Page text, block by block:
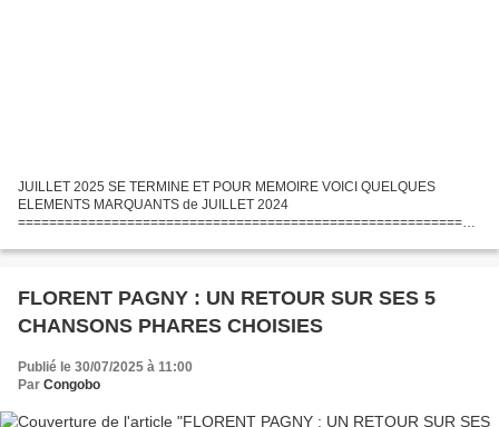
JUILLET 2025 SE TERMINE ET POUR MEMOIRE VOICI QUELQUES
ELEMENTS MARQUANTS de JUILLET 2024
===========================================================
Antilles et le Venezuela 1er...
FLORENT PAGNY : UN RETOUR SUR SES 5
CHANSONS PHARES CHOISIES
Publié le 30/07/2025 à 11:00
Par Congobo